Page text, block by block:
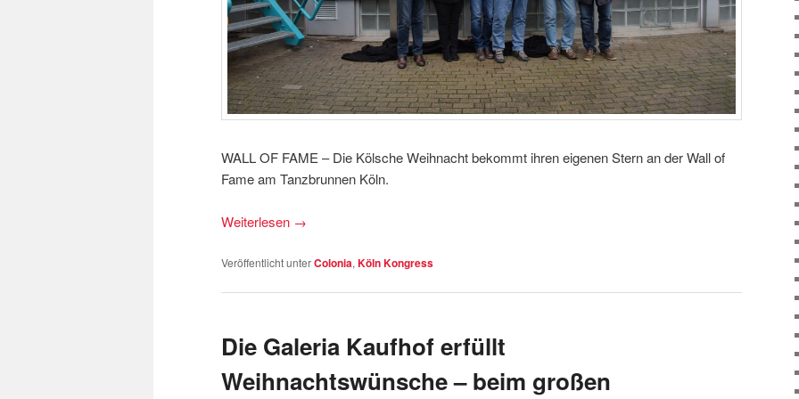
WALL OF FAME – Die Kölsche Weihnacht bekommt ihren eigenen Stern an der Wall of
Fame am Tanzbrunnen Köln.
Weiterlesen →
Veröffentlicht unterColonia, Köln Kongress
Die Galeria Kaufhof erfüllt
Weihnachtswünsche – beim großen